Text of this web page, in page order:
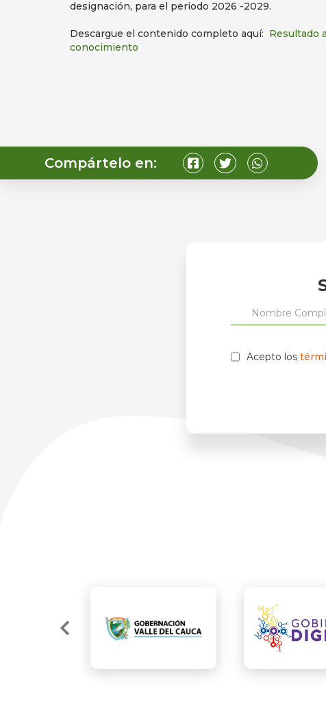
designación, para el periodo 2026 -2029.
Descargue el contenido completo aquí: Resultado
conocimiento
Compártelo en:
Acepto los